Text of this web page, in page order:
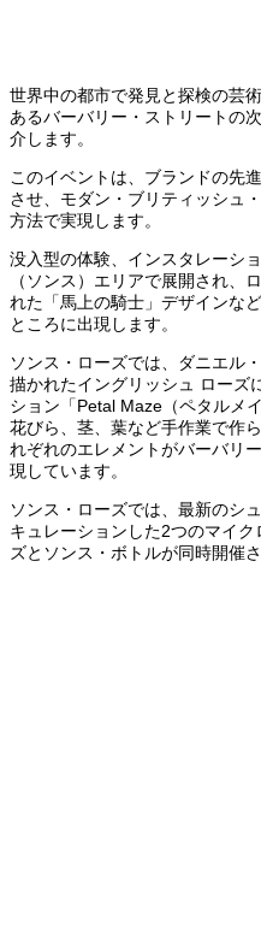
世界中の都市で発見と探検の芸
あるバーバリー・ストリートの
介します。
このイベントは、ブランドの先
させ、モダン・ブリティッシュ
方法で実現します。
没入型の体験、インスタレーシ
（ソンス）エリアで展開され、
れた「馬上の騎士」デザインな
ところに出現します。
ソンス・ローズでは、ダニエル
描かれたイングリッシュ ローズ
ション「Petal Maze（ペタルメ
花びら、茎、葉など手作業で作
れぞれのエレメントがバーバリ
現しています。
ソンス・ローズでは、最新のシ
キュレーションした2つのマイ
ズとソンス・ボトルが同時開催さ